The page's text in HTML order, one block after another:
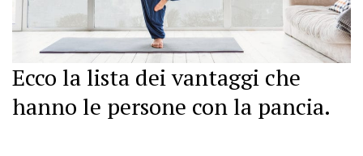
Ecco la lista dei vantaggi che
hanno le persone con la pancia.